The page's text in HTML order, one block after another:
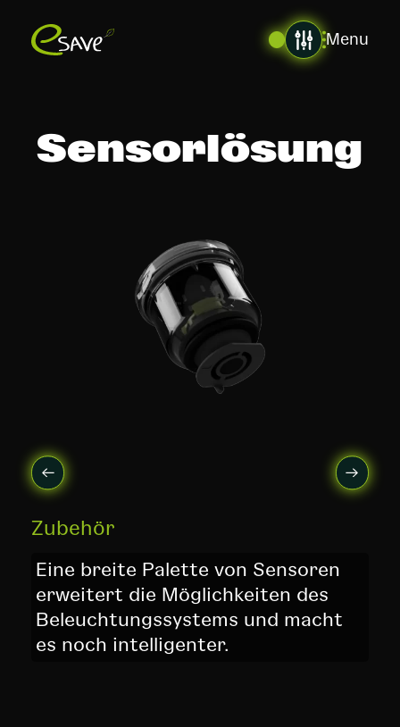
Menu
Sensorlösung
Zubehör
Eine breite Palette von Sensoren
erweitert die Möglichkeiten des
Beleuchtungssystems und macht
es noch intelligenter.